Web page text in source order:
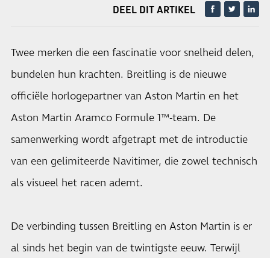
DEEL DIT ARTIKEL
Twee merken die een fascinatie voor snelheid delen,
bundelen hun krachten. Breitling is de nieuwe
officiële horlogepartner van Aston Martin en het
Aston Martin Aramco Formule 1™-team. De
samenwerking wordt afgetrapt met de introductie
van een gelimiteerde Navitimer, die zowel technisch
als visueel het racen ademt.
De verbinding tussen Breitling en Aston Martin is er
al sinds het begin van de twintigste eeuw. Terwijl